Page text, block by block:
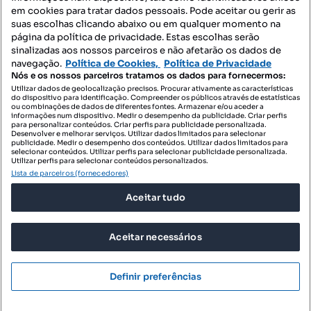
Mapa do Site
Contacte-nos
SIGA-NOS:
DESCARREGAR NA:
© 2026 Imovirtual.com, OLX Portugal, S.A.
TERMOS DE UTILIZAÇÃO
POLÍTICA DE PRIVACIDADE
CONFIGURAÇÕES DE PRIVACIDADE
em cookies para tratar dados pessoais. Pode aceitar ou gerir as
suas escolhas clicando abaixo ou em qualquer momento na
página da política de privacidade. Estas escolhas serão
sinalizadas aos nossos parceiros e não afetarão os dados de
navegação. Política de Cookies, Política de Privacidade
Nós e os nossos parceiros tratamos os dados para fornecermos:
Utilizar dados de geolocalização precisos. Procurar ativamente as características
do dispositivo para identificação. Compreender os públicos através de estatísticas
ou combinações de dados de diferentes fontes. Armazenar e/ou aceder a
informações num dispositivo. Medir o desempenho da publicidade. Criar perfis
para personalizar conteúdos. Criar perfis para publicidade personalizada.
Desenvolver e melhorar serviços. Utilizar dados limitados para selecionar
publicidade. Medir o desempenho dos conteúdos. Utilizar dados limitados para
selecionar conteúdos. Utilizar perfis para selecionar publicidade personalizada.
Utilizar perfis para selecionar conteúdos personalizados.
Lista de parceiros (fornecedores)
Aceitar tudo
Aceitar necessários
Definir preferências